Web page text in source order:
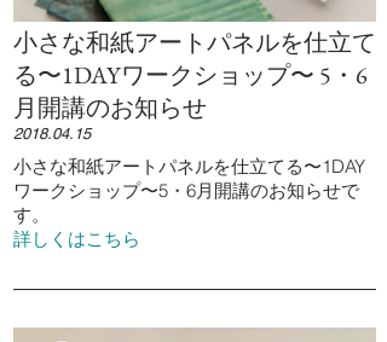
小さな和紙アートパネルを仕立て
る〜1DAYワークショップ〜 5・6
月開講のお知らせ
2018.04.15
小さな和紙アートパネルを仕立てる〜1DAY
ワークショップ〜5・6月開講のお知らせで
す。
詳しくはこちら